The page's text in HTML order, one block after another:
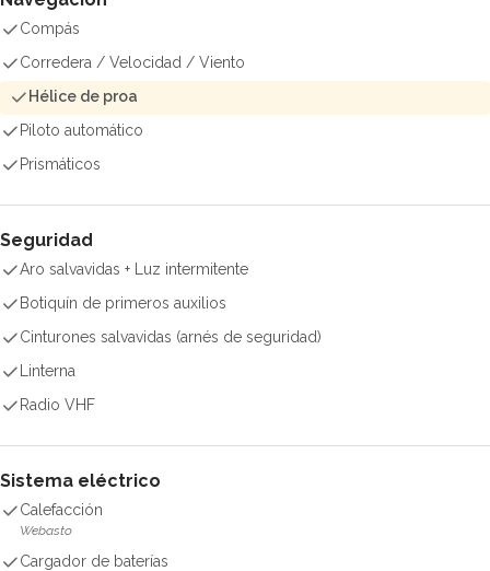
Compás
Corredera / Velocidad / Viento
Hélice de proa
Piloto automático
Prismáticos
Seguridad
Aro salvavidas + Luz intermitente
Botiquín de primeros auxilios
Cinturones salvavidas (arnés de seguridad)
Linterna
Radio VHF
Sistema eléctrico
Calefacción
Webasto
Cargador de baterías